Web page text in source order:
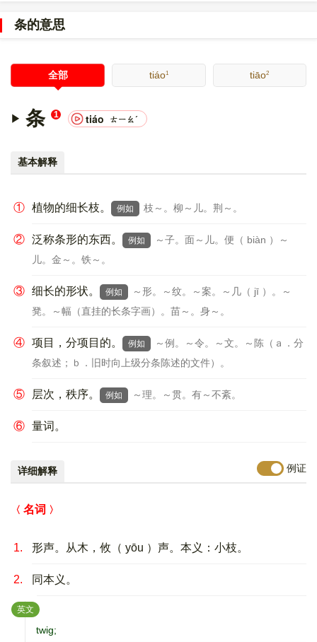
〔条〕字的异体字是
条的意思
全部 tiáo1 tiāo2
条 1 tiáo ㄊㄧㄠˊ
基本解释
① 植物的细长枝。 例如 枝～。柳～儿。荆～。
② 泛称条形的东西。 例如
～子。面～儿。便（ biàn ）～
儿。金～。铁～。
③ 细长的形状。 例如
～形。～纹。～案。～几（ jī ）。～
凳。～幅（直挂的长条字画）。苗～。身～。
④ 项目，分项目的。 例如
～例。～令。～文。～陈（ａ．分
条叙述；ｂ．旧时向上级分条陈述的文件）。
⑤ 层次，秩序。 例如 ～理。～贯。有～不紊。
⑥ 量词。
详细解释 例证
名词
1. 形声。从木，攸（ yōu ）声。本义：小枝。
2. 同本义。
英文 ：
twig;